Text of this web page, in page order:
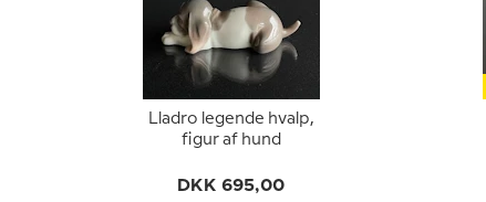
Lladro legende hvalp,
figur af hund
DKK 695,00